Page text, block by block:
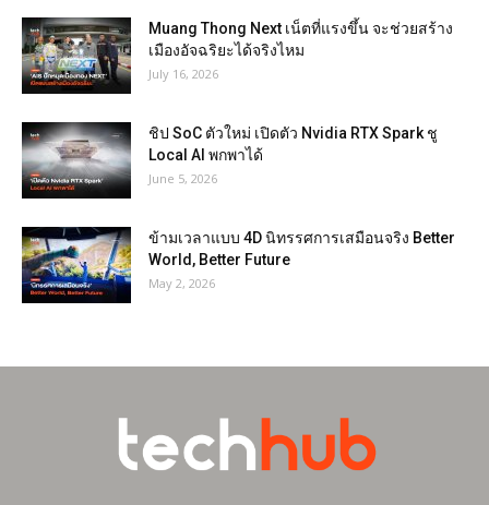
Muang Thong Next เน็ตที่แรงขึ้น จะช่วยสร้าง
เมืองอัจฉริยะได้จริงไหม
July 16, 2026
ชิป SoC ตัวใหม่ เปิดตัว Nvidia RTX Spark ชู
Local AI พกพาได้
June 5, 2026
ข้ามเวลาแบบ 4D นิทรรศการเสมือนจริง Better
World, Better Future
May 2, 2026